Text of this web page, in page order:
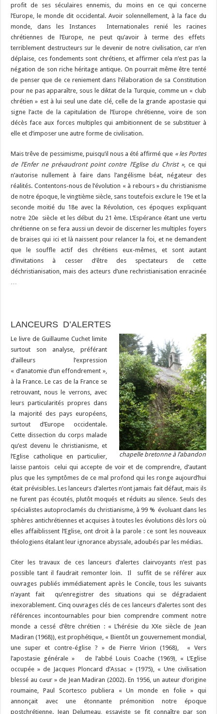
profit de ses séculaires ennemis, du moins en ce qui concerne
l’Europe, le monde dit occidental. Avoir solennellement, à la face du
monde, dans les Instances Internationales renié les racines
chrétiennes de l’Europe, ne peut qu’avoir à terme des effets
terriblement destructeurs sur le devenir de notre civilisation, car n’en
déplaise, ces fondements sont chrétiens, et affirmer cela n’est pas la
négation de son riche héritage antique. On pourrait même être tenté
de penser que de ce reniement dans l’élaboration de sa Constitution
pour ne pas apparaître, sous le diktat de la Turquie, comme un « club
chrétien » est à lui seul une date clé, celle de la grande apostasie qui
signe l’acte de la capitulation de l’Europe chrétienne, voire de son
décès face aux forces multiples qui ambitionnent de se substituer à
elle et d’imposer une autre forme de civilisation.
Mais trêve de pessimisme, puisqu’il nous a été affirmé que « les Portes
de l’Enfer ne prévaudront point contre l’Eglise du Christ », ce qui
n’autorise nullement à faire dans l’angélisme béat, négateur des
réalités. Contentons-nous de l’évolution « à rebours » du christianisme
de notre époque, le vingtième siècle, sans toutefois exclure le 19e et la
seconde moitié du 18e avec la Révolution, ces époques expliquant
notre 20e siècle et les début du 21 ème. L’Espérance étant une vertu
chrétienne on se fera aussi un devoir de discerner les multiples foyers
de braises qui ici et là naissent pour relancer la foi, et ne demandent
que le souffle actif des chrétiens eux-mêmes, et sont autant
d’invitations à cesser d’être des spectateurs de cette
déchristianisation, mais des acteurs d’une rechristianisation enracinée
LANCEURS D’ALERTES
chapelle bretonne à l’abandon
Le livre de Guillaume Cuchet limite
surtout son analyse, préférant
d’ailleurs l’expression
« d’anatomie d’un effondrement »,
à la France. Le cas de la France se
retrouvant, nous le verrons, avec
leurs particularités propres dans
la majorité des pays européens,
surtout d’Europe occidentale.
Cette dissection du corps malade
qu’est devenu le christianisme, et
l’Eglise catholique en particulier,
laisse pantois celui qui accepte de voir et de comprendre, d’autant
plus que les symptômes de ce mal profond qui les ronge aujourd’hui
était prévisibles. Les lanceurs d’alertes n’ont jamais fait défaut, mais ils
ne furent pas écoutés, plutôt moqués et réduits au silence. Seuls des
spécialistes autoproclamés du christianisme, à 99 % évoluant dans les
sphères antichrétiennes et acquises à toutes les évolutions dès lors où
elles affaiblissent l’Eglise, ont droit à la parole : ce sont les nouveaux
théologiens étalant leur ignorance abyssale, adoubés par les médias.
Citer les travaux de ces lanceurs d’alertes clairvoyants n’est pas
possible tant il faudrait remonter loin. Il suffit de se référer aux
ouvrages publiés immédiatement après le Concile, tous les suivants
n’ayant fait qu’enregistrer des situations qui se dégradaient
inexorablement. Cinq ouvrages clés de ces lanceurs d’alertes sont des
références incontournables pour bien comprendre comment notre
monde a cessé d’être chrétien : « L’hérésie du XXe siècle de Jean
Madiran (1968)), est prophétique, « Bientôt un gouvernement mondial,
une super et contre-église ? » de Pierre Virion (1968), « Vers
l’apostasie générale » de l’abbé Louis Coache (1969), « L’Eglise
occupée » de Jacques Ploncard d’Assac » (1975), « Une civilisation
blessé au cœur » de Jean Madiran (2002). En 1956, un auteur d’origine
roumaine, Paul Scortesco publiera « Un monde en folie » qui
annonçait avec une étonnante prémonition notre époque
postchrétienne. Jean Delumeau, essayiste se fit connaître par son